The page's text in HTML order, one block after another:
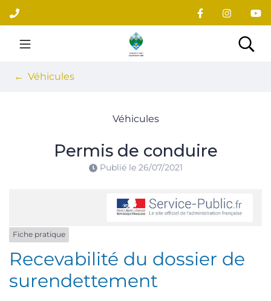
Aller
au
contenu
Site officiel du village
Véhicules
Véhicules
Permis de conduire
Publié le 26/07/2021
Fiche pratique
Recevabilité du dossier de
surendettement